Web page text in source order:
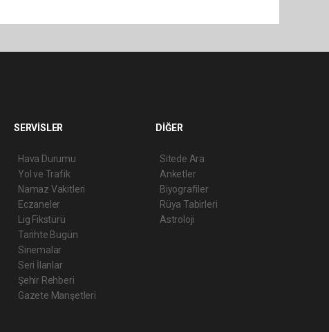
SERVİSLER
Hava Durumu
Yol ve Trafik
Namaz Vakitleri
Eczaneler
Lig Fikstürü
Tarihte Bugün
Sinemalar
Seri İlanlar
Şehir Rehberi
Gazete Manşetleri
DİĞER
Sitede Ara
Anketler
Biyografiler
Rüya Tabirleri
Astroloji